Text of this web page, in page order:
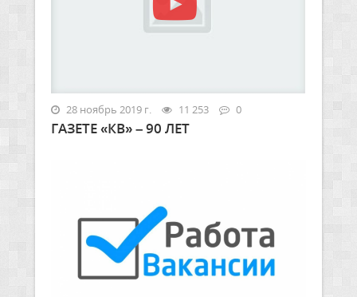
28 ноябрь 2019 г. 11 253 0
ГАЗЕТЕ «КВ» – 90 ЛЕТ